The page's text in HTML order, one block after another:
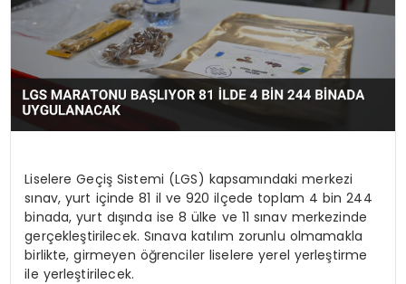
Liselere Geçiş Sistemi (LGS) kapsamındaki merkezi
sınav, yurt içinde 81 il ve 920 ilçede toplam 4 bin 244
binada, yurt dışında ise 8 ülke ve 11 sınav merkezinde
gerçekleştirilecek. Sınava katılım zorunlu olmamakla
birlikte, girmeyen öğrenciler liselere yerel yerleştirme
ile yerleştirilecek.